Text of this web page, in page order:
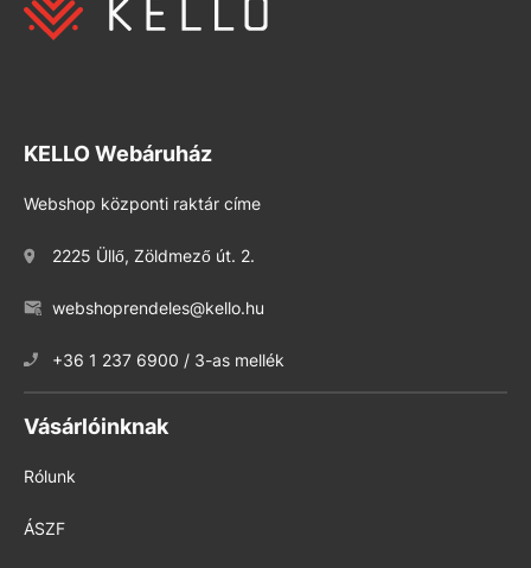
KELLO Webáruház
Webshop központi raktár címe
2225 Üllő, Zöldmező út. 2.
webshoprendeles@kello.hu
+36 1 237 6900 / 3-as mellék
Vásárlóinknak
Rólunk
ÁSZF